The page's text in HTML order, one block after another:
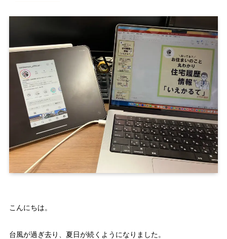
こんにちは。
台風が過ぎ去り、夏日が続くようになりました。